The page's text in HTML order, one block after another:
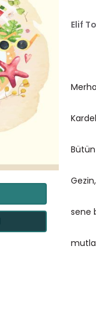
Elif
sene